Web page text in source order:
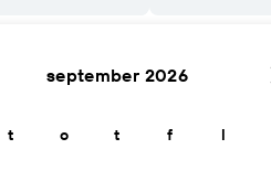
september 2026
t o t f l